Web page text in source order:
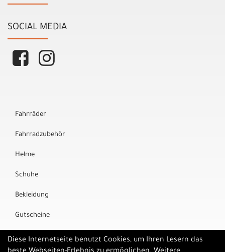
SOCIAL MEDIA
Fahrräder
Fahrradzubehör
Helme
Schuhe
Bekleidung
Gutscheine
Marken
Diese Internetseite benutzt Cookies, um Ihren Lesern das